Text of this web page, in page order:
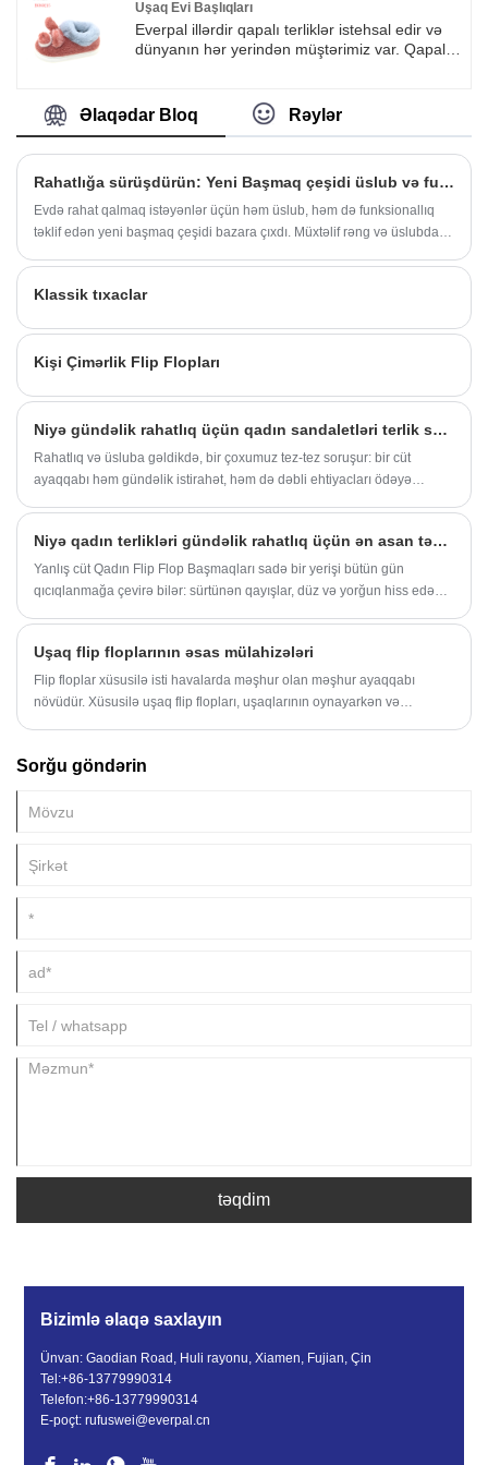
qəribə versiyalar hazırlanmışdır. Daha çox
tıxac şəkilləri üçün Everpal ilə əlaqə saxlamağa
xoş gəlmisiniz.
Uşaq Evi Başlıqları
Everpal illərdir qapalı terliklər istehsal edir və
dünyanın hər yerindən müştərimiz var. Qapalı
sevgililər günü, Milad və digər festivallarda
ailələr və dostlar üçün hədiyyə olaraq isti qış
Əlaqədar Bloq Rəylər
Rahatlığa sürüşdürün: Yeni Başmaq çeşidi üslub və funksionallıq təklif edir
Evdə rahat qalmaq istəyənlər üçün həm üslub, həm də funksionallıq
təklif edən yeni başmaq çeşidi bazara çıxdı. Müxtəlif rəng və üslubda
tutulmuşdur.
Klassik tıxaclar
Kişi Çimərlik Flip Flopları
Niyə gündəlik rahatlıq üçün qadın sandaletləri terlik seçməlisiniz?
Rahatlıq və üsluba gəldikdə, bir çoxumuz tez-tez soruşur: bir cüt
ayaqqabı həm gündəlik istirahət, həm də dəbli ehtiyacları ödəyə
deyil, həm də müxtəlif həyat tərzi tələblərinə uyğundur. Ev
aşınmasından təsadüfi açıq istifadəyə qədər, görünüşlərdə güzəştə
getməyən praktik bir həll kimi xidmət edirlər. Zamanla gündəlik işimə
Niyə qadın terlikləri gündəlik rahatlıq üçün ən asan təkmilləşdirmədir?
Yanlış cüt Qadın Flip Flop Başmaqları sadə bir yerişi bütün gün
qıcıqlanmağa çevirə bilər: sürtünən qayışlar, düz və yorğun hiss edən
Uşaq flip floplarının əsas mülahizələri
Flip floplar xüsusilə isti havalarda məşhur olan məşhur ayaqqabı
növüdür. Xüsusilə uşaq flip flopları, uşaqlarının oynayarkən və
Sorğu göndərin
təqdim
Bizimlə əlaqə saxlayın
Ünvan: Gaodian Road, Huli rayonu, Xiamen, Fujian, Çin
Tel:+86-13779990314
Telefon:+86-13779990314
E-poçt:rufuswei@everpal.cn